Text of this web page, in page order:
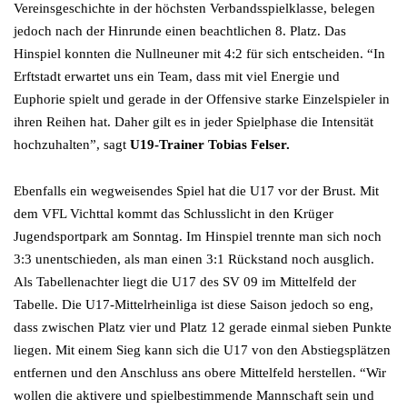
Vereinsgeschichte in der höchsten Verbandsspielklasse, belegen
jedoch nach der Hinrunde einen beachtlichen 8. Platz. Das
Hinspiel konnten die Nullneuner mit 4:2 für sich entscheiden. “In
Erftstadt erwartet uns ein Team, dass mit viel Energie und
Euphorie spielt und gerade in der Offensive starke Einzelspieler in
ihren Reihen hat. Daher gilt es in jeder Spielphase die Intensität
hochzuhalten”, sagt U19-Trainer Tobias Felser.
Ebenfalls ein wegweisendes Spiel hat die U17 vor der Brust. Mit
dem VFL Vichttal kommt das Schlusslicht in den Krüger
Jugendsportpark am Sonntag. Im Hinspiel trennte man sich noch
3:3 unentschieden, als man einen 3:1 Rückstand noch ausglich.
Als Tabellenachter liegt die U17 des SV 09 im Mittelfeld der
Tabelle. Die U17-Mittelrheinliga ist diese Saison jedoch so eng,
dass zwischen Platz vier und Platz 12 gerade einmal sieben Punkte
liegen. Mit einem Sieg kann sich die U17 von den Abstiegsplätzen
entfernen und den Anschluss ans obere Mittelfeld herstellen. “Wir
wollen die aktivere und spielbestimmende Mannschaft sein und